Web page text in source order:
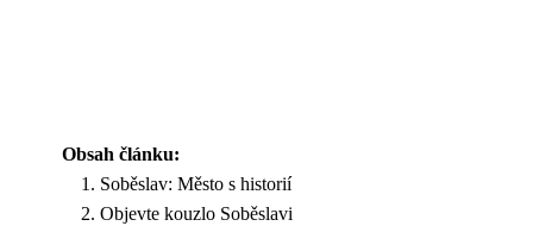
Obsah článku:
Soběslav: Město s historií
Objevte kouzlo Soběslavi